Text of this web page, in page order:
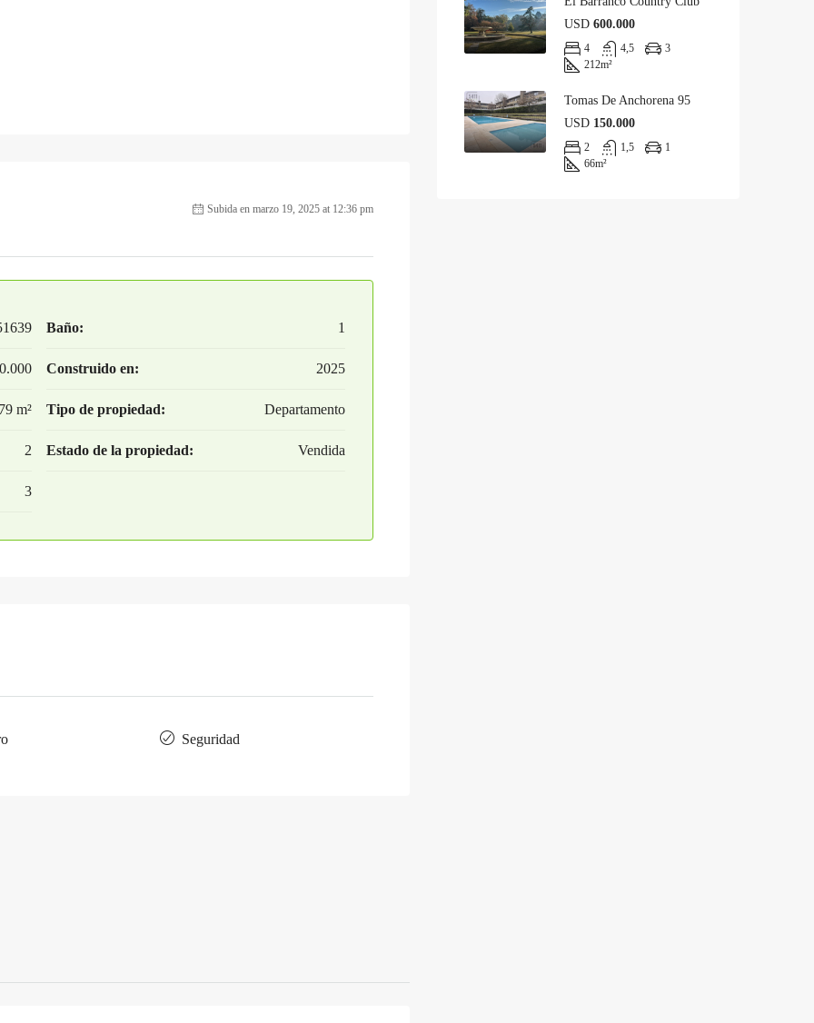
Subida en marzo 19, 2025 at 12:36 pm
79 m²
2
3
Baño: 1
Construido en: 2025
Tipo de propiedad: Departamento
Estado de la propiedad: Vendida
Seguridad
USD 600.000
4 4,5
3
212m²
Tomas De Anchorena 95
USD 150.000
2 1,5
1
66m²